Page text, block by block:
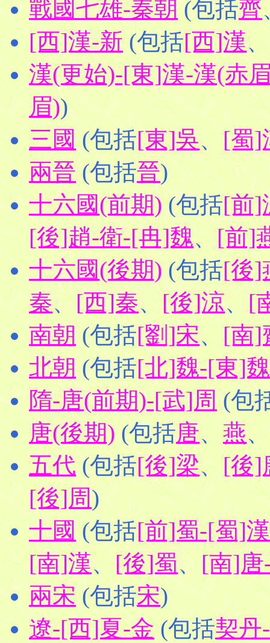
戰國七雄-秦朝 (包括齊
[西]漢-新 (包括[西]漢、
漢(更始)-[東]漢-漢(赤
眉))
三國 (包括[東]吳、 [蜀]
兩晉(包括晉)
十六國(前期)(包括[前]
[後]趙-衛-[冉]魏、[前]
十六國(後期)(包括[後]
秦、[西]秦、[後]涼、 [
南朝 (包括[劉]宋、[南]
北朝(包括[北]魏-[東]
隋-唐(前期)-[武]周 (包
唐(後期)(包括唐、燕、
五代(包括[後]梁、 [後]
[後]周)
十國 (包括[前]蜀-[蜀]漢
[南]漢、[後]蜀、[南]唐
兩宋(包括宋)
遼-[西]夏-金(包括契丹